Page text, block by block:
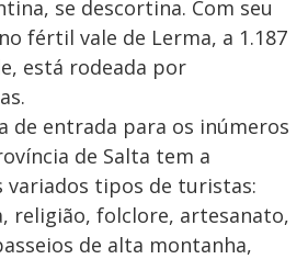
se descortina. Com seu
fértil vale de Lerma, a 1.187
está rodeada por
de entrada para os inúmeros
de Salta tem a
variados tipos de turistas:
religião, folclore, artesanato,
de alta montanha,